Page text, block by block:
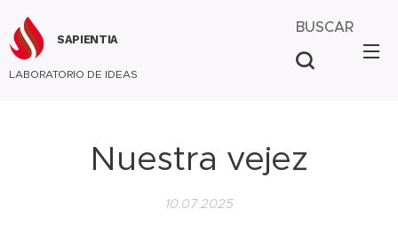
SAPIENTIA
LABORATORIO DE IDEAS
BUSCAR
Nuestra vejez
10.07.2025